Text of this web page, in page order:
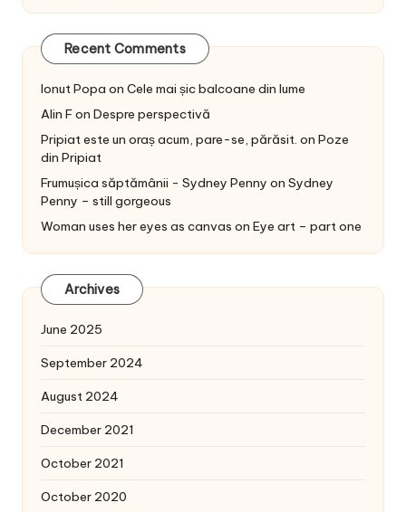
Recent Comments
Ionut Popa on Cele mai șic balcoane din lume
Alin Fon Despre perspectivă
Pripiat este un oraș acum, pare-se, părăsit. on Poze
din Pripiat
Frumușica săptămânii - Sydney Penny on Sydney
Penny – still gorgeous
Woman uses her eyes as canvas on Eye art – part one
Archives
June 2025
September 2024
August 2024
December 2021
October 2021
October 2020